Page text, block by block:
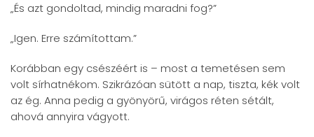
„És azt gondoltad, mindig maradni fog?”
„Igen. Erre számítottam.”
Korábban egy csészéért is – most a temetésen sem
volt sírhatnékom. Szikrázóan sütött a nap, tiszta, kék volt
az ég. Anna pedig a gyönyörű, virágos réten sétált,
ahová annyira vágyott.